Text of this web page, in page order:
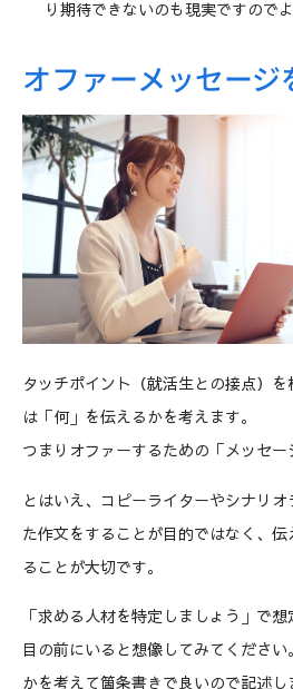
り期待できないのも現実ですので
オファーメッセージ
タッチポイント（就活生との接点）
は「何」を伝えるかを考えます。
つまりオファーするための「メッセー
とはいえ、コピーライターやシナリ
た作文をすることが目的ではなく、
ることが大切です。
「求める人材を特定しましょう」で
目の前にいると想像してみてくださ
かを考えて箇条書きで良いので記述し